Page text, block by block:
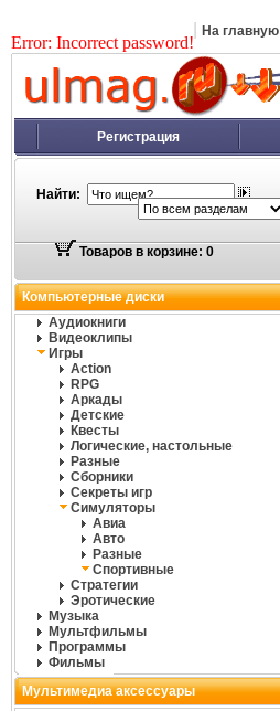
Error: Incorrect password!
На главную
Регистрация
Найти:
Товаров в корзине: 0
Компьютерные диски
Аудиокниги
Видеоклипы
Игры
Action
RPG
Аркады
Детские
Квесты
Логические, настольные
Разные
Сборники
Секреты игр
Симуляторы
Авиа
Авто
Разные
Спортивные
Стратегии
Эротические
Музыка
Мультфильмы
Программы
Фильмы
Мультимедиа аксессуары